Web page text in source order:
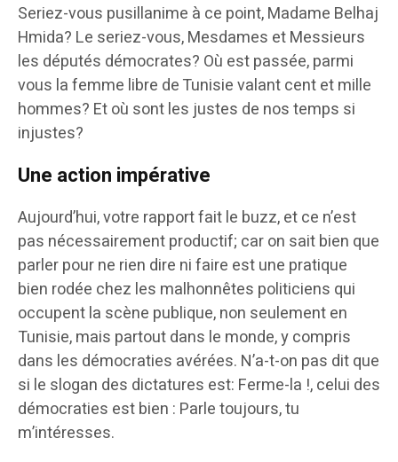
Seriez-vous pusillanime à ce point, Madame Belhaj
Hmida? Le seriez-vous, Mesdames et Messieurs
les députés démocrates? Où est passée, parmi
vous la femme libre de Tunisie valant cent et mille
hommes? Et où sont les justes de nos temps si
injustes?
Une action impérative
Aujourd’hui, votre rapport fait le buzz, et ce n’est
pas nécessairement productif; car on sait bien que
parler pour ne rien dire ni faire est une pratique
bien rodée chez les malhonnêtes politiciens qui
occupent la scène publique, non seulement en
Tunisie, mais partout dans le monde, y compris
dans les démocraties avérées. N’a-t-on pas dit que
si le slogan des dictatures est: Ferme-la !, celui des
démocraties est bien : Parle toujours, tu
m’intéresses.